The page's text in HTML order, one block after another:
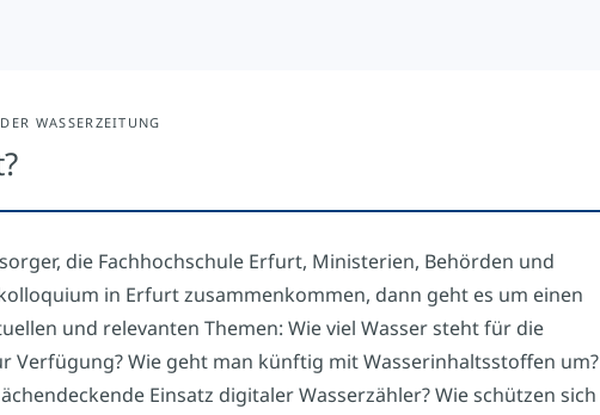
WASSERZEITUNG
die Fachhochschule Erfurt, Ministerien, Behörden und
in Erfurt zusammenkommen, dann geht es um einen
und relevanten Themen: Wie viel Wasser steht für die
Verfügung? Wie geht man künftig mit Wasserinhaltsstoffen um?
Einsatz digitaler Wasserzähler? Wie schützen sich